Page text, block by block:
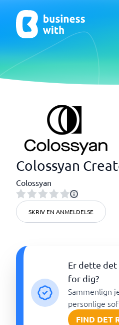
Colossyan
Colossyan
SKRIV EN ANMELDELSE
Er dette
for dig?
Sammenlign
personlige
FIND DET